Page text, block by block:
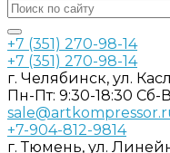
+7 (351) 270-98-14
+7 (351) 270-98-14
г. Челябинск, ул.
Пн-Пт: 9:30-18:30
+7-904-812-9814
г. Тюмень, ул.